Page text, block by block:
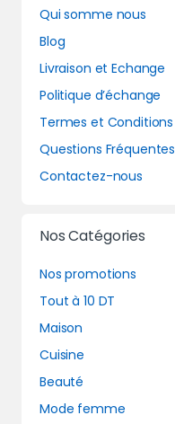
Qui somme nous
Blog
Livraison et Echange
Politique d’échange
Termes et Conditions
Questions Fréquentes
Contactez-nous
Nos Catégories
Nos promotions
Tout à 10 DT
Maison
Cuisine
Beauté
Mode femme